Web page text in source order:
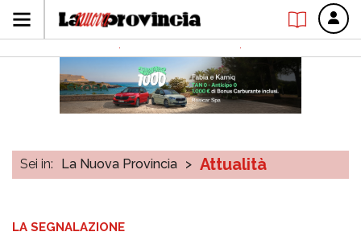
Sei in: La Nuova Provincia > Attualità
LA SEGNALAZIONE